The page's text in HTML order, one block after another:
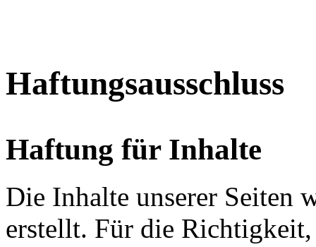
Haftungsausschluss
Haftung für Inhalte
Die Inhalte unserer Seiten
erstellt. Für die